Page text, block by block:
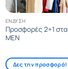
ΈΝΔΥΣΗ
Προσφορές 2+1 στα
MEN
Δες την προσφορά!